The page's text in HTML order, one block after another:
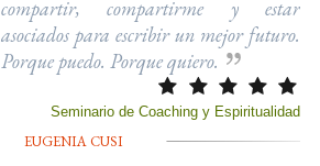
compartir, compartirme y estar
asociados para escribir un mejor futuro.
Porque puedo. Porque quiero.
Seminario de Coaching y Espiritualidad
EUGENIA CUSI